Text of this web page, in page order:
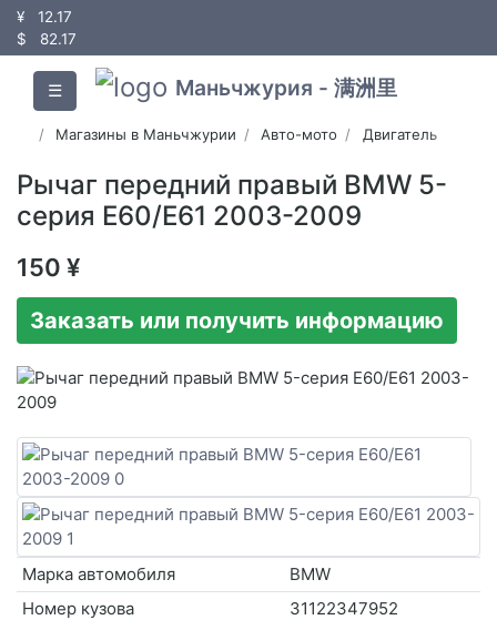
¥
12.17
$
82.17
☰ Маньчжурия - 满洲里
Магазины в Маньчжурии Авто-мото Двигатель
Рычаг передний правый BMW 5-
серия E60/E61 2003-2009
150 ¥
Заказать или получить информацию
Марка автомобиля
BMW
Номер кузова
31122347952